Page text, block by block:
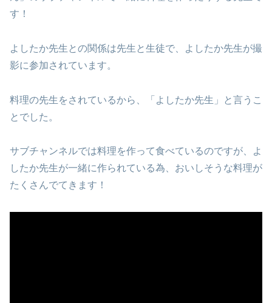
す！
よしたか先生との関係は先生と生徒で、よしたか先生が撮
影に参加されています。
料理の先生をされているから、「よしたか先生」と言うこ
とでした。
サブチャンネルでは料理を作って食べているのですが、よ
したか先生が一緒に作られている為、おいしそうな料理が
たくさんでてきます！